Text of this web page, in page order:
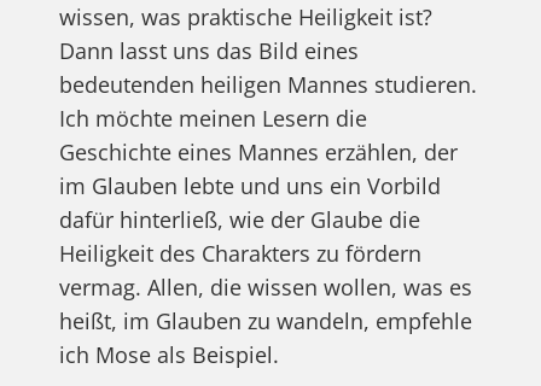
wissen, was praktische Heiligkeit ist?
Dann lasst uns das Bild eines
bedeutenden heiligen Mannes studieren.
Ich möchte meinen Lesern die
Geschichte eines Mannes erzählen, der
im Glauben lebte und uns ein Vorbild
dafür hinterließ, wie der Glaube die
Heiligkeit des Charakters zu fördern
vermag. Allen, die wissen wollen, was es
heißt, im Glauben zu wandeln, empfehle
ich Mose als Beispiel.